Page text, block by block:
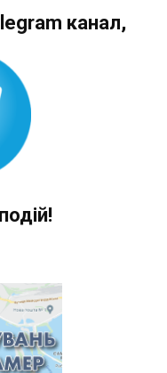
канал,